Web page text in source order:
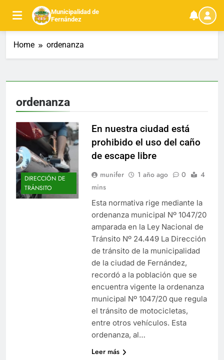
content
Municipalidad de
Fernández
Home ordenanza
ordenanza
DIRECCIÓN DE
TRÁNSITO
En nuestra ciudad está
prohibido el uso del caño
de escape libre
munifer 1 año ago 0
4
mins
Esta normativa rige mediante la
ordenanza municipal Nº 1047/20
amparada en la Ley Nacional de
Tránsito Nº 24.449 La Dirección
de tránsito de la municipalidad
de la ciudad de Fernández,
recordó a la población que se
encuentra vigente la ordenanza
municipal Nº 1047/20 que regula
el tránsito de motocicletas,
entre otros vehículos. Esta
ordenanza, al…
Leer más